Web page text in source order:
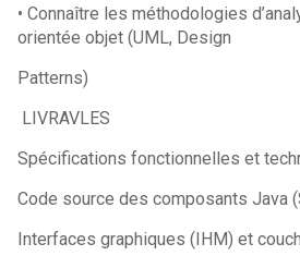
• Connaître les méthodologies
orientée objet (UML, Design
Patterns)
LIVRAVLES
Spécifications fonctionnelles et
Code source des composants Java
Interfaces graphiques (IHM) et